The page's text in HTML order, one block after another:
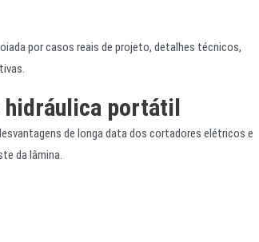
por casos reais de projeto, detalhes técnicos,
hidráulica portátil
de longa data dos cortadores elétricos e
da lâmina.